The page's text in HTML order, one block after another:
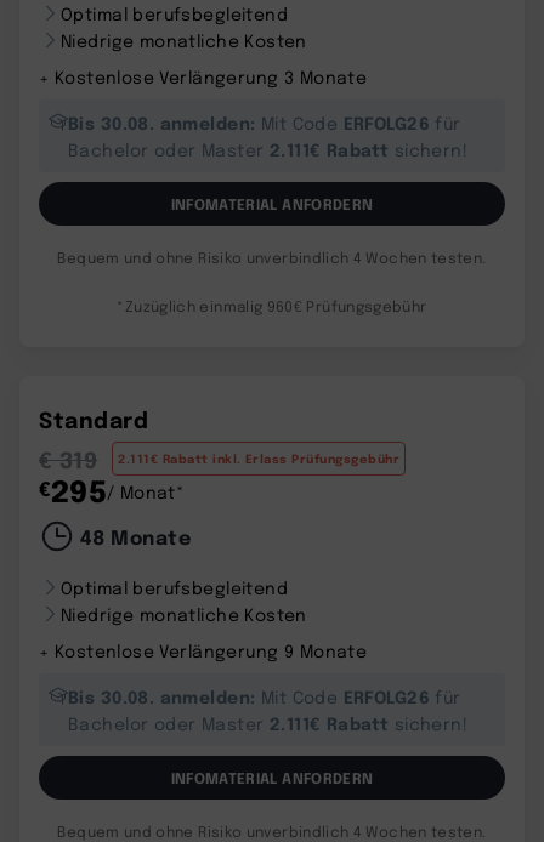
Optimal berufsbegleitend
Niedrige monatliche Kosten
+ Kostenlose Verlängerung 3 Monate
Bis 30.08. anmelden: Mit Code ERFOLG26 für
Bachelor oder Master 2.111€ Rabatt sichern!
INFOMATERIAL ANFORDERN
Bequem und ohne Risiko unverbindlich 4 Wochen testen.
*Zuzüglich einmalig 960€ Prüfungsgebühr
Standard
€ 319
2.111€ Rabatt inkl. Erlass Prüfungsgebühr
€295/ Monat*
48 Monate
Optimal berufsbegleitend
Niedrige monatliche Kosten
+ Kostenlose Verlängerung 9 Monate
Bis 30.08. anmelden: Mit Code ERFOLG26 für
Bachelor oder Master 2.111€ Rabatt sichern!
INFOMATERIAL ANFORDERN
Bequem und ohne Risiko unverbindlich 4 Wochen testen.